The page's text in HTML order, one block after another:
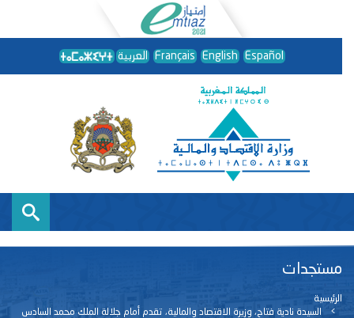
العربية Français English Español
مستجدات
الرئيسية
السيدة نادية فتاح، وزيرة الاقتصاد والمالية، تقدم أمام جلالة الملك محمد السادس